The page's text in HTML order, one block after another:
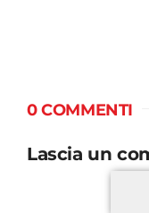
0 COMMENTI
Lascia un